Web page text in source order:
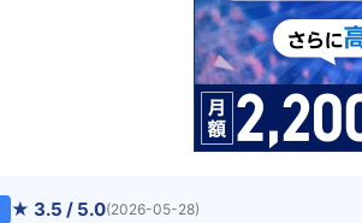
★ 3.5 / 5.0(2026-05-28)